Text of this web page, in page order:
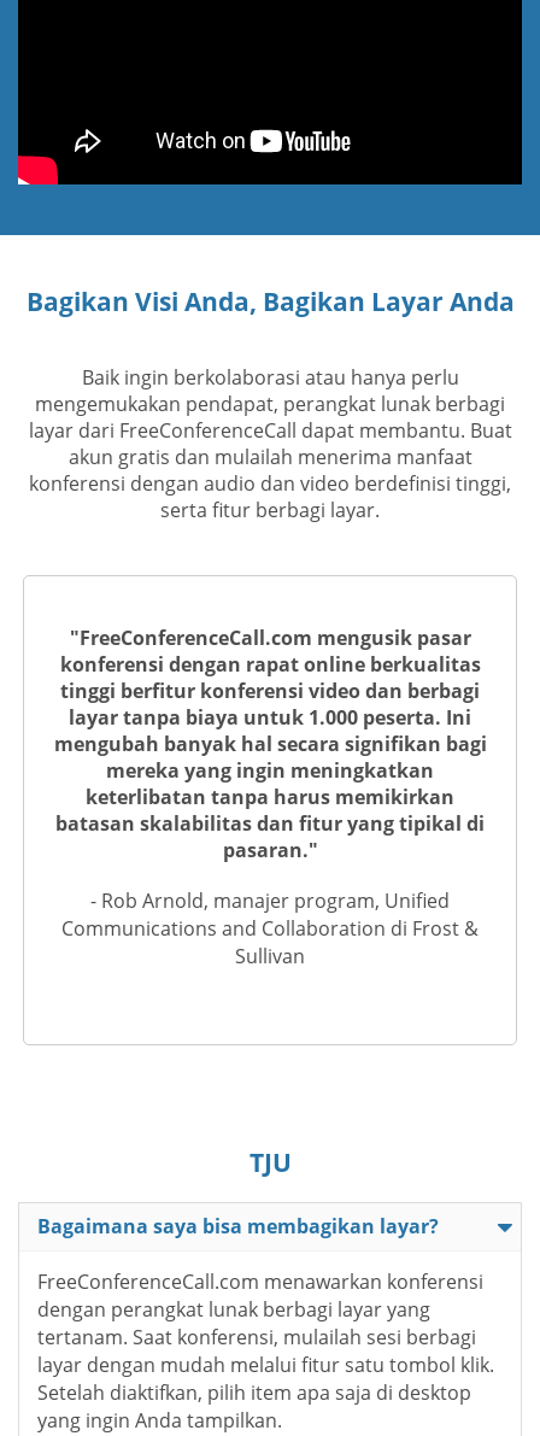
Bagikan Visi Anda, Bagikan Layar Anda
Baik ingin berkolaborasi atau hanya perlu
mengemukakan pendapat, perangkat lunak berbagi
layar dari FreeConferenceCall dapat membantu. Buat
akun gratis dan mulailah menerima manfaat
konferensi dengan audio dan video berdefinisi tinggi,
serta fitur berbagi layar.
"FreeConferenceCall.com mengusik pasar
konferensi dengan rapat online berkualitas
tinggi berfitur konferensi video dan berbagi
layar tanpa biaya untuk 1.000 peserta. Ini
mengubah banyak hal secara signifikan bagi
mereka yang ingin meningkatkan
keterlibatan tanpa harus memikirkan
batasan skalabilitas dan fitur yang tipikal di
pasaran."
- Rob Arnold, manajer program, Unified
Communications and Collaboration di Frost &
Sullivan
TJU
Bagaimana saya bisa membagikan layar?
FreeConferenceCall.com menawarkan konferensi
dengan perangkat lunak berbagi layar yang
tertanam. Saat konferensi, mulailah sesi berbagi
layar dengan mudah melalui fitur satu tombol klik.
Setelah diaktifkan, pilih item apa saja di desktop
yang ingin Anda tampilkan.